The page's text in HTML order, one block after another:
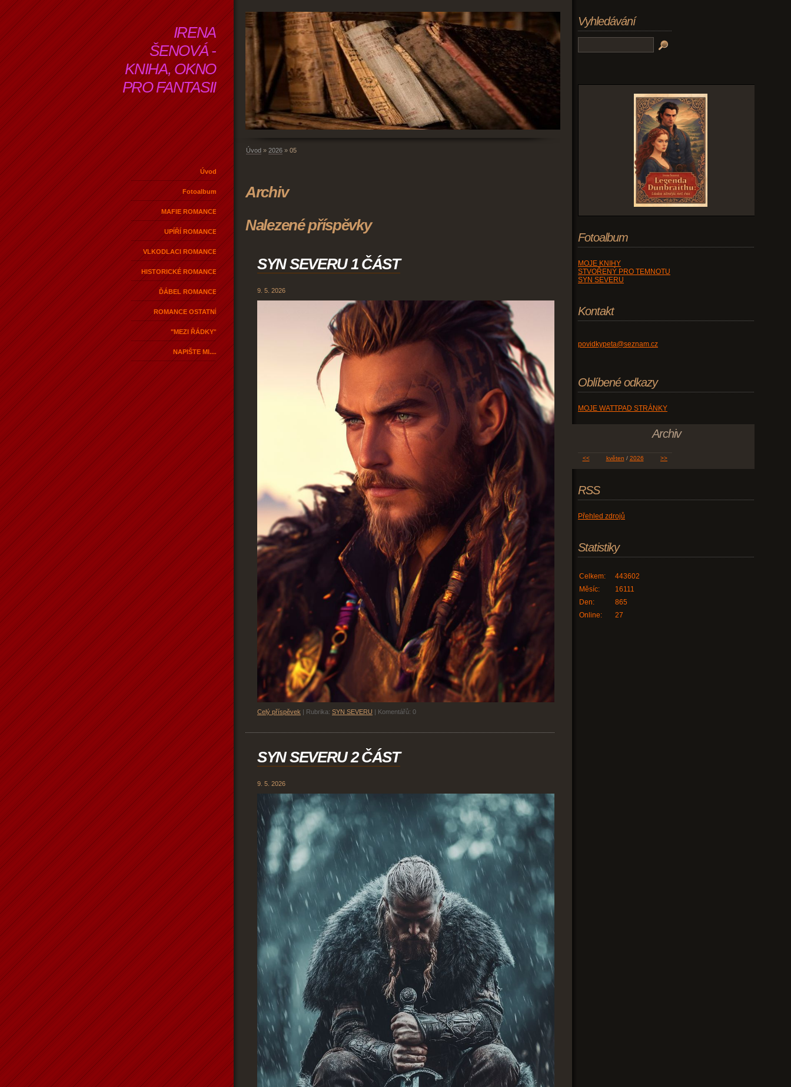
IRENA
ŠENOVÁ -
KNIHA, OKNO
PRO FANTASII
Úvod
Fotoalbum
MAFIE ROMANCE
UPÍŘÍ ROMANCE
VLKODLACI ROMANCE
HISTORICKÉ ROMANCE
ĎÁBEL ROMANCE
ROMANCE OSTATNÍ
"MEZI ŘÁDKY"
NAPIŠTE MI....
Úvod » 2026 » 05
Archiv
Nalezené příspěvky
SYN SEVERU 1 ČÁST
9. 5. 2026
Celý příspěvek | Rubrika: SYN SEVERU | Komentářů: 0
SYN SEVERU 2 ČÁST
9. 5. 2026
Vyhledávání
Fotoalbum
MOJE KNIHY
STVOŘENÝ PRO TEMNOTU
SYN SEVERU
Kontakt
povidkypeta@seznam.cz
Oblíbené odkazy
MOJE WATTPAD STRÁNKY
Archiv
<< květen / 2026 >>
RSS
Přehled zdrojů
Statistiky
Online: 27
Celkem:
443602
Měsíc:
16111
Den:
865